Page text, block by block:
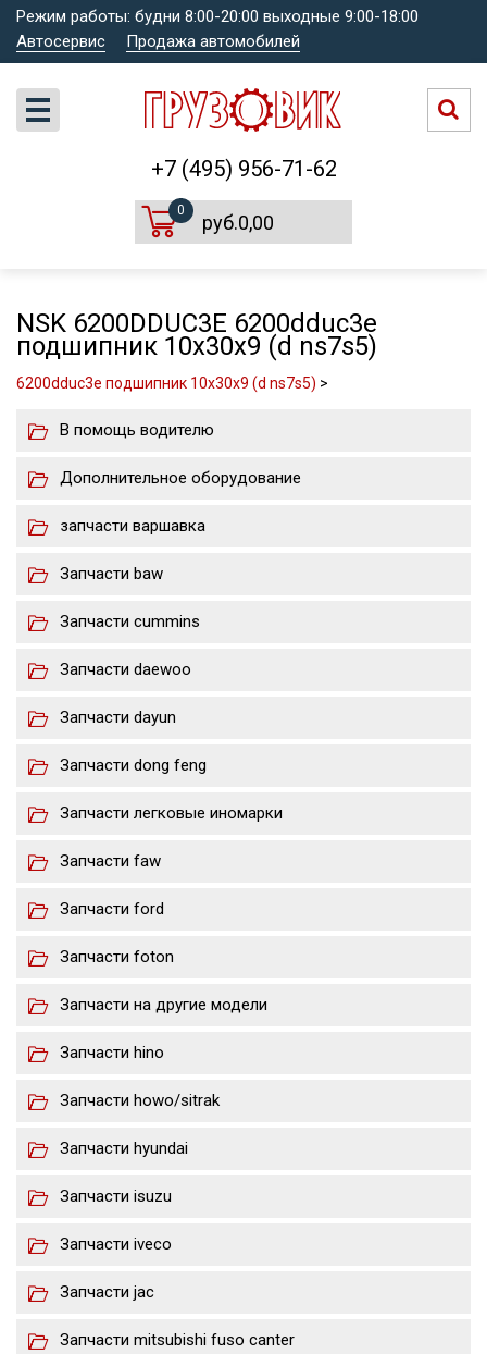
Режим работы: будни 8:00-20:00 выходные 9:00-18:00
Автосервис
Продажа автомобилей
+7 (495) 956-71-62
0
руб.0,00
NSK 6200DDUC3E 6200dduc3e
подшипник 10x30x9 (d ns7s5)
6200dduc3e подшипник 10x30x9 (d ns7s5) >
В помощь водителю
Дополнительное оборудование
запчасти варшавка
Запчасти baw
Запчасти cummins
Запчасти daewoo
Запчасти dayun
Запчасти dong feng
Запчасти легковые иномарки
Запчасти faw
Запчасти ford
Запчасти foton
Запчасти на другие модели
Запчасти hino
Запчасти howo/sitrak
Запчасти hyundai
Запчасти isuzu
Запчасти iveco
Запчасти jac
Запчасти mitsubishi fuso canter